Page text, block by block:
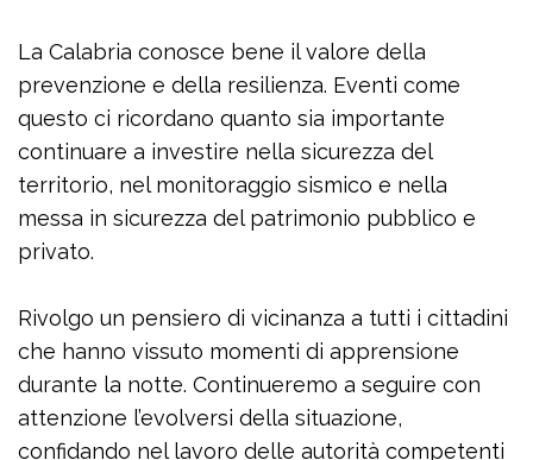
La Calabria conosce bene il valore della
prevenzione e della resilienza. Eventi come
questo ci ricordano quanto sia importante
continuare a investire nella sicurezza del
territorio, nel monitoraggio sismico e nella
messa in sicurezza del patrimonio pubblico e
privato.
Rivolgo un pensiero di vicinanza a tutti i cittadini
che hanno vissuto momenti di apprensione
durante la notte. Continueremo a seguire con
attenzione l’evolversi della situazione,
confidando nel lavoro delle autorità competenti